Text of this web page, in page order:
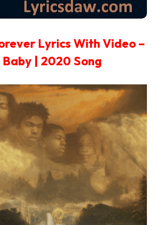
Lyrics With Video –
Baby | 2020 Song